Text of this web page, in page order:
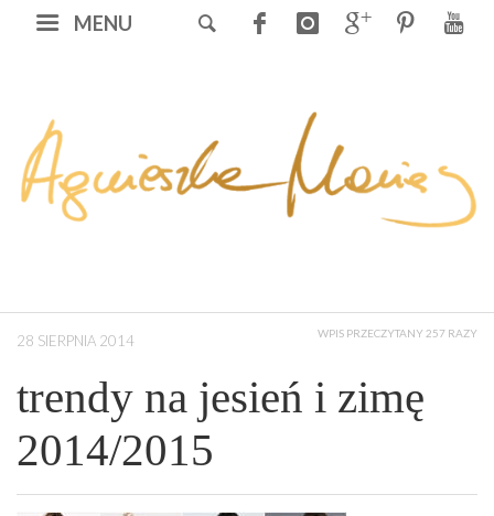
MENU
28 SIERPNIA 2014 WPIS PRZECZYTANY 257 RAZY
trendy na jesień i zimę
2014/2015